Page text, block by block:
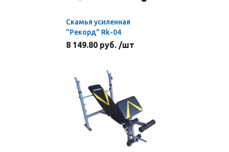
Скамья усиленная
"Рекорд" Rk-04
8 149.80 руб. /шт